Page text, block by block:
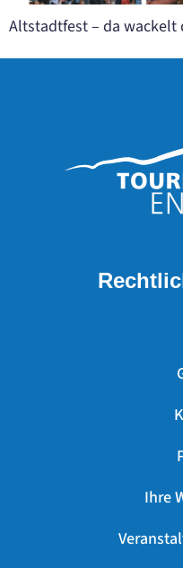
Altstadtfest – da wackelt
Ihre